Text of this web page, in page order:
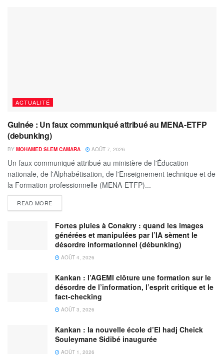
ACTUALITÉ
Guinée : Un faux communiqué attribué au MENA-ETFP
(debunking)
BY MOHAMED SLEM CAMARA AOÛT 7, 2026
Un faux communiqué attribué au ministère de l'Éducation
nationale, de l'Alphabétisation, de l'Enseignement technique et de
la Formation professionnelle (MENA-ETFP)...
READ MORE
Fortes pluies à Conakry : quand les images
générées et manipulées par l’IA sèment le
désordre informationnel (débunking)
AOÛT 4, 2026
Kankan : l’AGEMI clôture une formation sur le
désordre de l’information, l’esprit critique et le
fact-checking
AOÛT 3, 2026
Kankan : la nouvelle école d’El hadj Cheick
Souleymane Sidibé inaugurée
AOÛT 1, 2026